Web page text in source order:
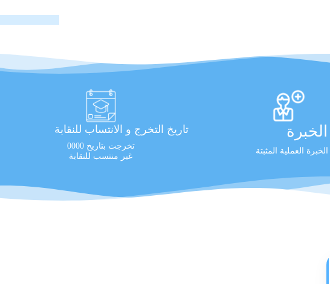
تاريخ التخرج و الانتساب للنقابة
تخرجت بتاريخ 0000
غير منتسب للنقابة